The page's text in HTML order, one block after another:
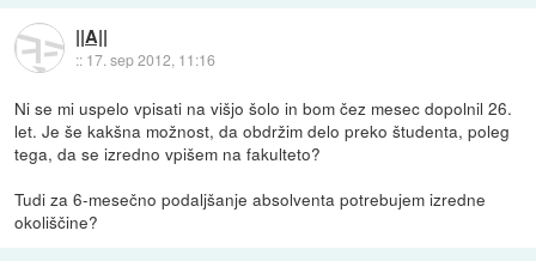
||A||
:: 17. sep 2012, 11:16
Ni se mi uspelo vpisati na višjo šolo in bom čez mesec dopolnil 26.
let. Je še kakšna možnost, da obdržim delo preko študenta, poleg
tega, da se izredno vpišem na fakulteto?
Tudi za 6-mesečno podaljšanje absolventa potrebujem izredne
okoliščine?